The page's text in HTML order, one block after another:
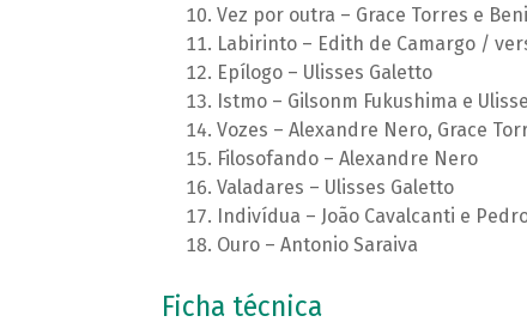
Vez por outra – Grace Torres e
Labirinto – Edith de Camargo /
Epílogo – Ulisses Galetto
Istmo – Gilsonm Fukushima e
Vozes – Alexandre Nero, Grace
Filosofando – Alexandre Nero
Valadares – Ulisses Galetto
Indivídua – João Cavalcanti e
Ouro – Antonio Saraiva
Ficha técnica